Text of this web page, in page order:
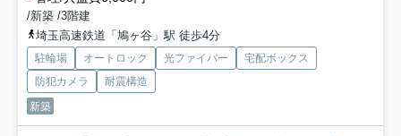
/新築 /3階建
埼玉高速鉄道「鳩ヶ谷」駅 徒歩4分
駐輪場 オートロック 光ファイバー
宅配ボックス
防犯カメラ
耐震構造
新築